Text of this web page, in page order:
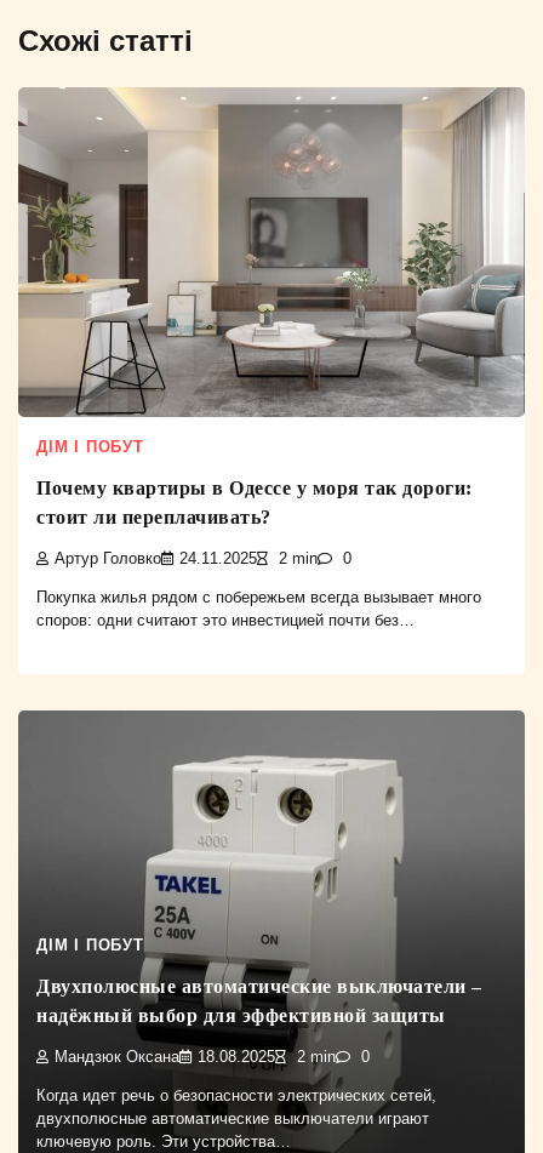
Схожі статті
ДІМ І ПОБУТ
Почему квартиры в Одессе у моря так дороги:
стоит ли переплачивать?
Артур Головко 24.11.2025 2 min 0
Покупка жилья рядом с побережьем всегда вызывает много
споров: одни считают это инвестицией почти без…
ДІМ І ПОБУТ
Двухполюсные автоматические выключатели –
надёжный выбор для эффективной защиты
Мандзюк Оксана 18.08.2025 2 min 0
Когда идет речь о безопасности электрических сетей,
двухполюсные автоматические выключатели играют
ключевую роль. Эти устройства…